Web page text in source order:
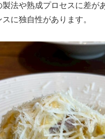
製法や熟成プロセスに差が
に独自性があります。